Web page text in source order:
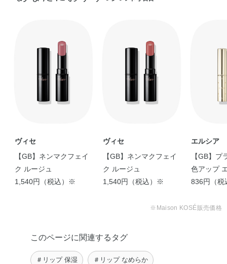
Visee ネンマクフェイク
ルージュ 限 …
ヴィセの大人気アイテム
ネンマクフェイク …
ージュ 限定色】 …
【大人気♡粘膜フェイク
ルージュのホリデー …
【ディープカラーで魅惑
な唇に！💄】 …
urara
人気のヴィセ ネンマクフ
ェイクルージュか …
【 むっちり色気のあるく
ちびるに♡ 】 …
ヴィセ
【GB】ネンマクフェイ
ク ルージュ
1,540円（税込）※
ヴィセ
【GB】ネンマクフェイ
ク ルージュ
1,540円（税込）※
エルシア
【GB】プ
色アップ
ージュ
836円（
※Maison KOSÉ販売価格
このページに関連するタグ
＃リップ 保湿 ＃リップ なめらか